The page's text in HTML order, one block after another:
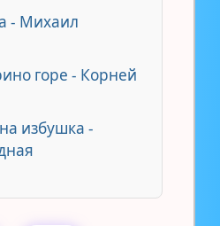
- Михаил
горе - Корней
избушка -